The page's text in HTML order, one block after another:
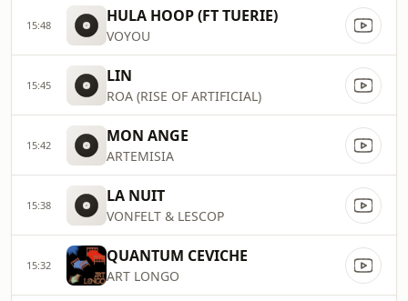
15:48 HULA HOOP (FT TUERIE)
VOYOU
15:45 LIN
ROA (RISE OF ARTIFICIAL)
15:42 MON ANGE
ARTEMISIA
15:38 LA NUIT
VONFELT & LESCOP
15:32 QUANTUM CEVICHE
ART LONGO